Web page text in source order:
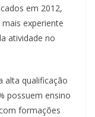
em 2012,
experiente
atividade no
alta qualificação
possuem ensino
formações